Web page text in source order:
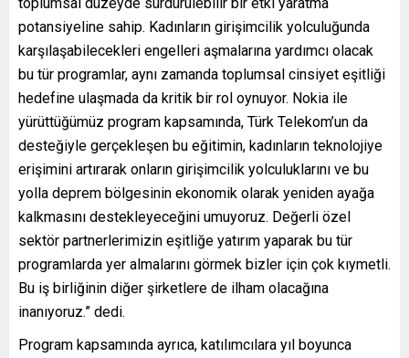
potansiyeline sahip. Kadınların girişimcilik yolculuğunda
karşılaşabilecekleri engelleri aşmalarına yardımcı olacak
bu tür programlar, aynı zamanda toplumsal cinsiyet eşitliği
hedefine ulaşmada da kritik bir rol oynuyor. Nokia ile
yürüttüğümüz program kapsamında, Türk Telekom’un da
desteğiyle gerçekleşen bu eğitimin, kadınların teknolojiye
erişimini artırarak onların girişimcilik yolculuklarını ve bu
yolla deprem bölgesinin ekonomik olarak yeniden ayağa
kalkmasını destekleyeceğini umuyoruz. Değerli özel
sektör partnerlerimizin eşitliğe yatırım yaparak bu tür
programlarda yer almalarını görmek bizler için çok kıymetli.
Bu iş birliğinin diğer şirketlere de ilham olacağına
inanıyoruz.” dedi.
Program kapsamında ayrıca, katılımcılara yıl boyunca